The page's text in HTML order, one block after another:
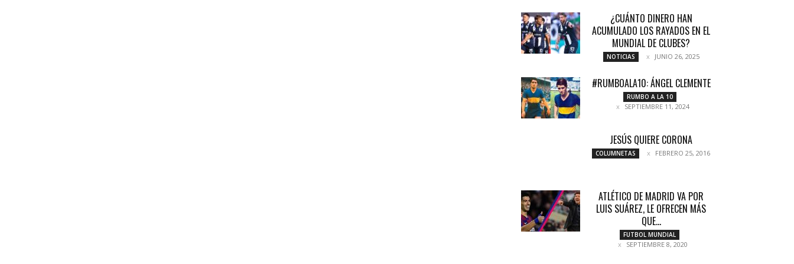
¿CUÁNTO DINERO HAN
ACUMULADO LOS RAYADOS EN EL
MUNDIAL DE CLUBES?
NOTICIAS JUNIO 26, 2025
#RUMBOALA10: ÁNGEL CLEMENTE
RUMBO A LA 10
SEPTIEMBRE 11, 2024
JESÚS QUIERE CORONA
COLUMNETAS FEBRERO 25, 2016
ATLÉTICO DE MADRID VA POR
LUIS SUÁREZ, LE OFRECEN MÁS
QUE...
FUTBOL MUNDIAL
SEPTIEMBRE 8, 2020